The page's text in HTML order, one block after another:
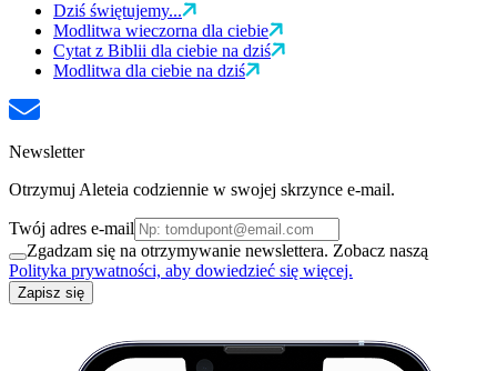
Dziś świętujemy...
Modlitwa wieczorna dla ciebie
Cytat z Biblii dla ciebie na dziś
Modlitwa dla ciebie na dziś
Newsletter
Otrzymuj Aleteia codziennie w swojej skrzynce e-mail.
Twój adres e-mail
Zgadzam się na otrzymywanie newslettera. Zobacz naszą
Polityka prywatności, aby dowiedzieć się więcej.
Zapisz się